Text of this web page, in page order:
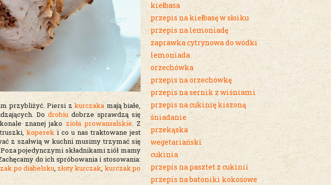
przybliżyć. Piersi z kurczaka mają białe,
Dodrobiu dobrze sprawdzą się
znanej jako zioła prowansalskie. Z
kopereki co u nas traktowane jest
z szałwią w kuchni musimy trzymać się
Poza pojedynczymi składnikami ziół mamy
do ich spróbowania i stosowania:
po diabelsku, złoty kurczak, kurczak po
kiełbasa
przepis na kiełbasę w słoiku
przepis na lemoniadę
zaprawka cytrynowa do wódki
lemoniada
orzechówka
przepis na orzechówkę
przepis na sernik z wiśniami
przepis na cukinię kiszoną
śniadanie
przekąska
wegetariański
cukinia
przepis na pasztet z cukinii
przepis na batoniki kokosowe